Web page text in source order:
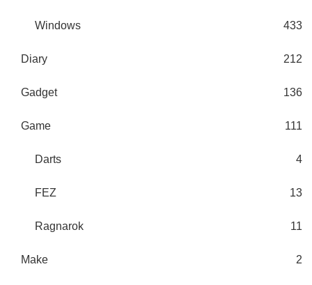
Windows 433
Diary 212
Gadget 136
Game 111
Darts 4
FEZ 13
Ragnarok 11
Make 2